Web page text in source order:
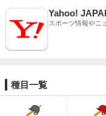
Yahoo!
スポーツ情報やニ
種目一覧